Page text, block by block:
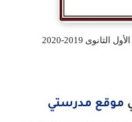
2019-2020
موقع مدرستي